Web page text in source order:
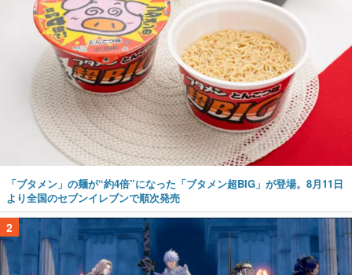
「ブタメン」の麺が“約4倍”になった「ブタメン超BIG」が登場。8月11日
より全国のセブンイレブンで順次発売
2